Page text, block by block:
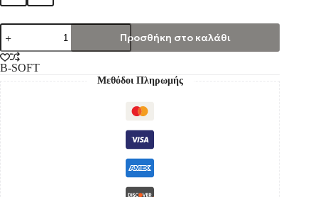
Προσθήκη στο καλάθι
B-SOFT
Μεθόδοι Πληρωμής